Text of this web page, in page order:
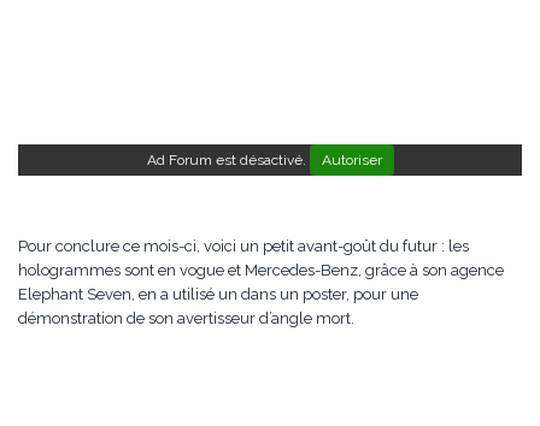
Ad Forum est désactivé. Autoriser
Pour conclure ce mois-ci, voici un petit avant-goût du futur : les
hologrammes sont en vogue et Mercedes-Benz, grâce à son agence
Elephant Seven, en a utilisé un dans un poster, pour une
démonstration de son avertisseur d’angle mort.